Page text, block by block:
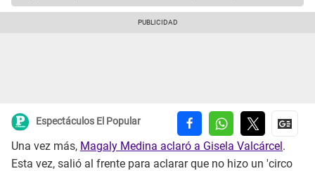
Espectáculos El Popular
Una vez más, Magaly Medina aclaró a Gisela Valcárcel .
Esta vez, salió al frente para aclarar que no hizo un 'circo